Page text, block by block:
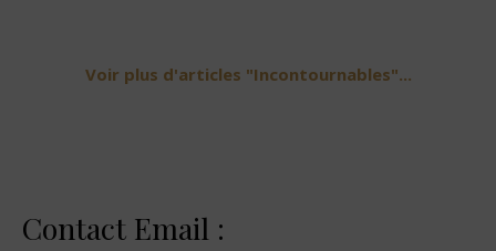
Voir plus d'articles "Incontournables"...
Contact Email :